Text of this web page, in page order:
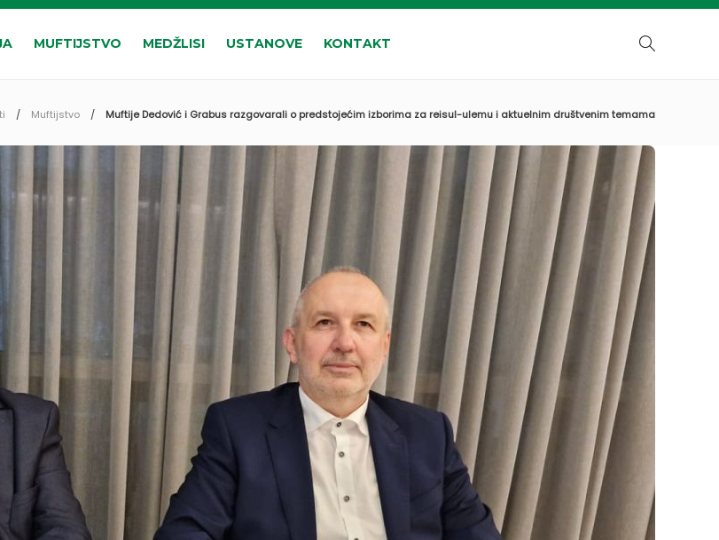
MUFTIJSTVO MEDŽLISI USTANOVE KONTAKT
Muftijstvo Muftije Dedović i Grabus razgovarali o predstojećim izborima za reisul-ulemu i aktuelnim društvenim temama